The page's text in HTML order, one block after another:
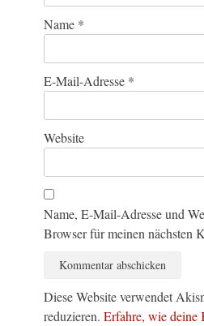
Name *
E-Mail-Adresse *
Website
Name, E-Mail-Adresse und
Browser für meinen nächsten
Diese Website verwendet
reduzieren. Erfahre, wie deine